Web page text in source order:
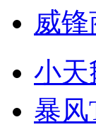
威
小天
暴